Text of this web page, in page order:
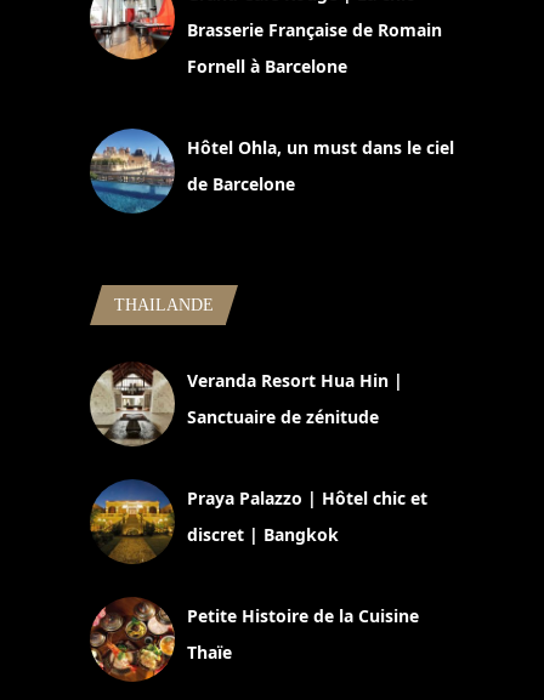
Brasserie Française de Romain
Fornell à Barcelone
Hôtel Ohla, un must dans le ciel
de Barcelone
THAILANDE
Veranda Resort Hua Hin |
Sanctuaire de zénitude
Praya Palazzo | Hôtel chic et
discret | Bangkok
Petite Histoire de la Cuisine
Thaïe